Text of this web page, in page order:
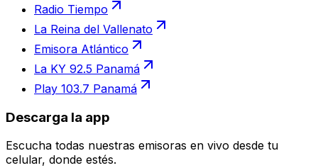
Radio Tiempo
La Reina del Vallenato
Emisora Atlántico
La KY 92.5 Panamá
Play 103.7 Panamá
Descarga la app
Escucha todas nuestras emisoras en vivo desde tu
celular, donde estés.